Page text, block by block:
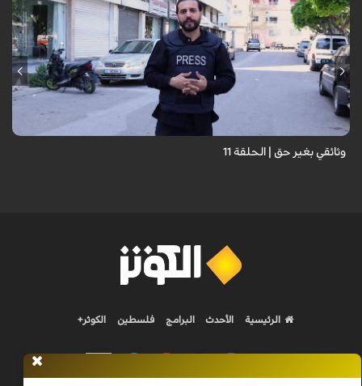
وثائقي بغير حق | الحلقة 11
الرئيسية الأحدث البرامج فلسطين الكوثر+